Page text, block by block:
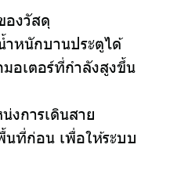
งวัสดุ
ำหนักบานประตูได้
อเตอร์ที่กำลังสูงขึ้น
งการเดินสาย
นที่ก่อน เพื่อให้ระบบ